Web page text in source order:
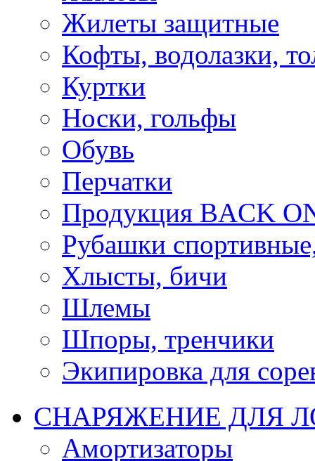
Жилеты защитные
Кофты, водолазки,
Куртки
Носки, гольфы
Обувь
Перчатки
Продукция BACK
Рубашки
Хлысты, бичи
Шлемы
Шпоры, тренчики
Экипировка для
СНАРЯЖЕНИЕ ДЛЯ
Амортизаторы